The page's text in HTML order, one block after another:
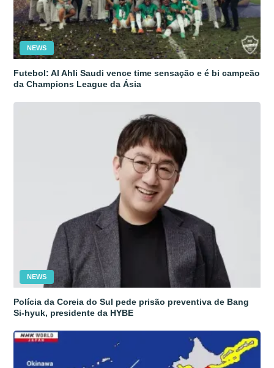
NEWS
Futebol: Al Ahli Saudi vence time sensação e é bi campeão
da Champions League da Ásia
NEWS
Polícia da Coreia do Sul pede prisão preventiva de Bang
Si-hyuk, presidente da HYBE